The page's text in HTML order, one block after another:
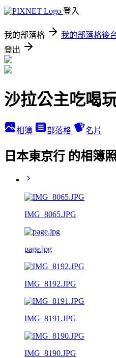
登入
我的部落格 我的部落格後
登出
沙拉公主吃喝
相簿 部落格 名片
日本東京行 的相簿
IMG_8065.JPG
page.jpg
IMG_8192.JPG
IMG_8191.JPG
IMG_8190.JPG